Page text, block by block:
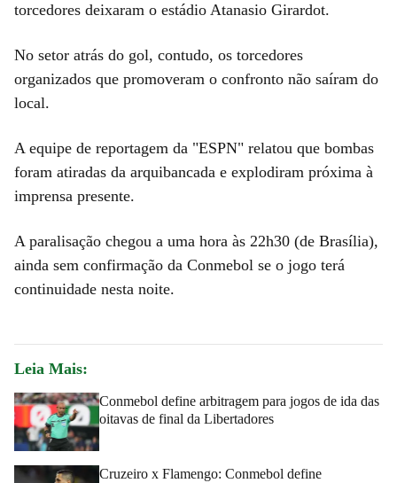
torcedores deixaram o estádio Atanasio Girardot.
No setor atrás do gol, contudo, os torcedores
organizados que promoveram o confronto não saíram do
local.
A equipe de reportagem da "ESPN" relatou que bombas
foram atiradas da arquibancada e explodiram próxima à
imprensa presente.
A paralisação chegou a uma hora às 22h30 (de Brasília),
ainda sem confirmação da Conmebol se o jogo terá
continuidade nesta noite.
Leia Mais:
Conmebol define arbitragem para jogos de ida das
oitavas de final da Libertadores
Cruzeiro x Flamengo: Conmebol define